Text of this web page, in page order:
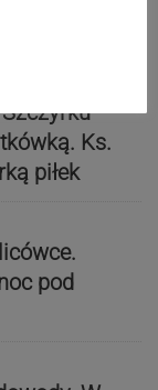
Ks.
piłek
pod